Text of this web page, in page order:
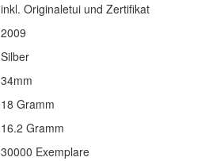
inkl. Originaletui und Zertifikat
2009
Silber
34mm
18 Gramm
16.2 Gramm
30000 Exemplare